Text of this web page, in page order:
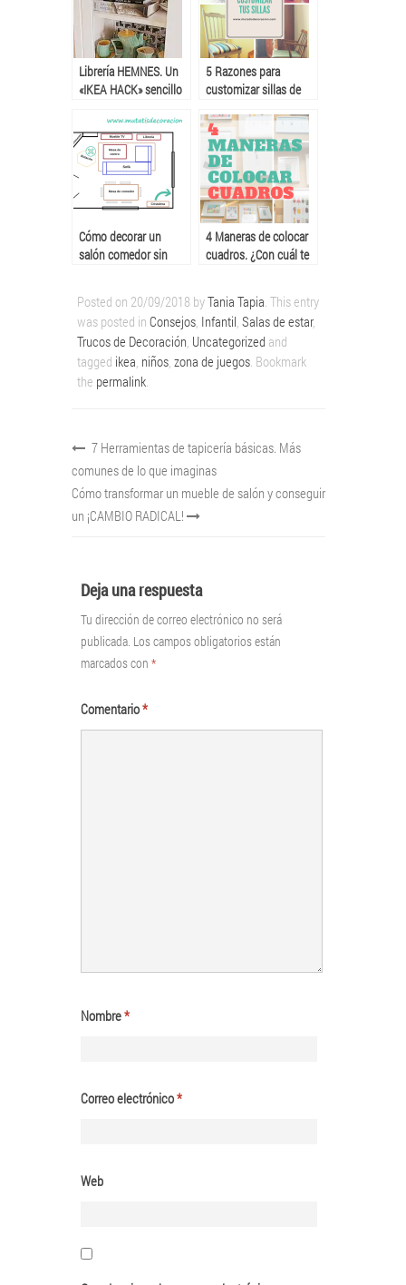
Librería HEMNES. Un
«IKEA HACK» sencillo
5 Razones para
customizar sillas de
de comprarlas nuevas.
Cómo decorar un
salón comedor sin
4 Maneras de colocar
cuadros. ¿Con cuál te
Posted on 20/09/2018 byTania Tapia . This entry
was posted in Consejos Infantil Salas de estar,
Trucos de Decoración Uncategorized and
tagged ikea niños zona de juegos . Bookmark
the permalink
7 Herramientas de tapicería básicas. Más
comunes de lo que imaginas
Cómo transformar un mueble de salón y conseguir
un ¡CAMBIO RADICAL!
Deja una respuesta
Tu dirección de correo electrónico no será
publicada. Los campos obligatorios están
marcados con *
Comentario*
Nombre*
Correo electrónico*
Web